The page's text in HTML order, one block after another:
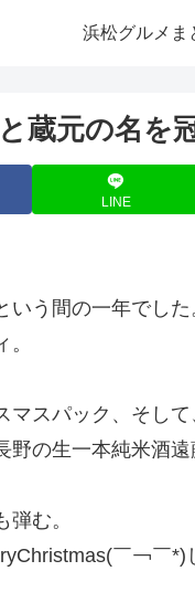
浜松グルメま
蔵元の名を
LINE
う間の一年でした
スパック、そして
野の生一本純米酒遠
む。
￣￢￣*)